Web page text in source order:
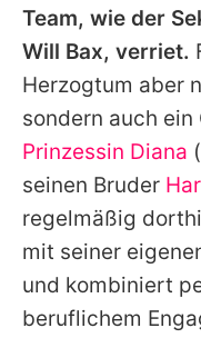
Team, wie der
Will Bax, verriet.
Herzogtum aber
sondern auch
Prinzessin Diana
seinen Bruder
regelmäßig
mit seiner
und kombiniert
beruflichem